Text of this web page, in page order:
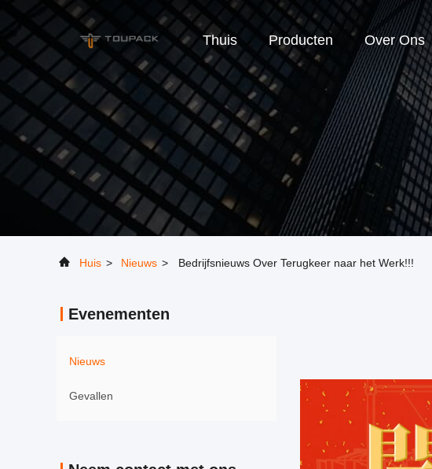
Thuis Producten Over Ons
Huis > Nieuws > Bedrijfsnieuws Over Terugkeer naar het Werk!!!
Evenementen
Nieuws
Gevallen